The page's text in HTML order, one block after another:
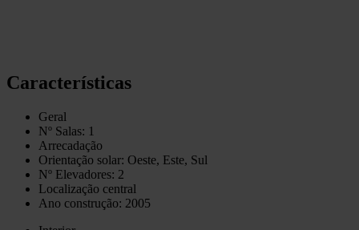
Características
Geral
Nº Salas: 1
Arrecadação
Orientação solar: Oeste, Este, Sul
Nº Elevadores: 2
Localização central
Ano construção: 2005